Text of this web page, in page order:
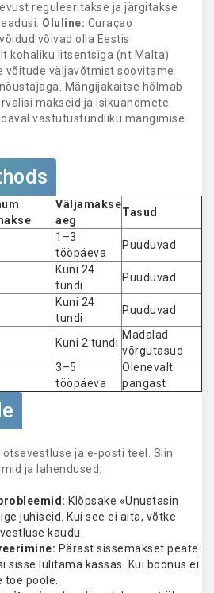
reguleeritakse ja järgitakse
Oluline: Curaçao
võivad olla Eestis
kohaliku litsentsiga (nt Malta)
võitude väljavõtmist soovitame
Mängijakaitse hõlmab
makseid ja isikuandmete
vastutustundliku mängimise
Väljamakse
aeg
Tasud
1–3
tööpäeva
Puuduvad
Kuni 24
tundi
Puuduvad
Kuni 24
tundi
Puuduvad
Kuni 2 tundi
Madalad
võrgutasud
3–5
tööpäeva
Olenevalt
pangast
ja e-posti teel. Siin
ja lahendused:
Klõpsake «Unustasin
juhiseid. Kui see ei aita, võtke
kaudu.
Pärast sissemakset peate
sisse lülitama kassas. Kui boonus ei
toe poole.